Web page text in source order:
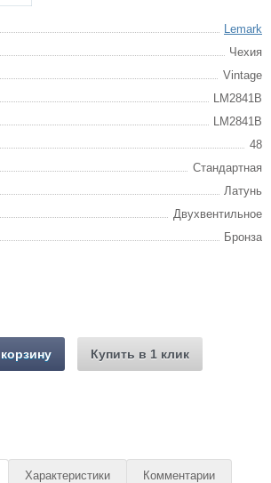
Lemark
Чехия
Vintage
LM2841B
LM2841B
48
Стандартная
Латунь
Двухвентильное
Бронза
Купить в 1 клик
Характеристики Комментарии